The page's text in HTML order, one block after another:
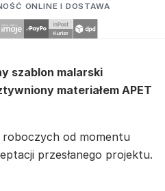
ONLINE I DOSTAWA
szablon malarski
materiałem APET
roboczych od momentu
przesłanego projektu.